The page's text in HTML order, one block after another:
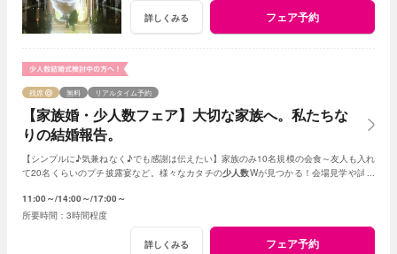
詳しくみる フェア予約
【家族婚・少人数フェア】大切な家族へ。私たちな
りの結婚報告。
残席 無料 リアルタイム予約
【シンプルに♪気兼ねなく♪でも感謝は伝えたい】家族のみ10名規模の会食～友人も入れ
て20名くらいのプチ披露宴など。様々なカタチの少人数Wが見つかる！会場見学や試食
11:00～ 14:00～ 17:00～
3時間程度
詳しくみる フェア予約